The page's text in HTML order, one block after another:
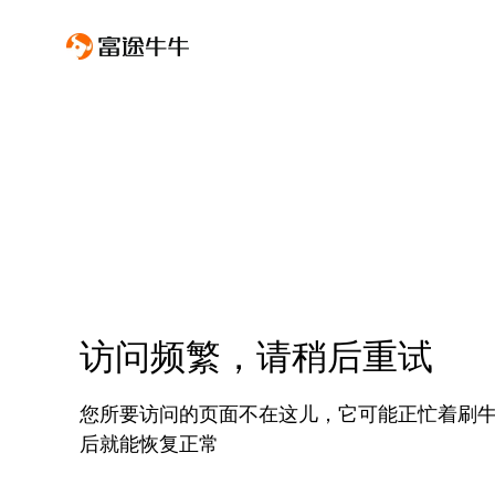
访问频繁，请稍后重试
您所要访问的页面不在这儿，它可能正忙着刷
后就能恢复正常